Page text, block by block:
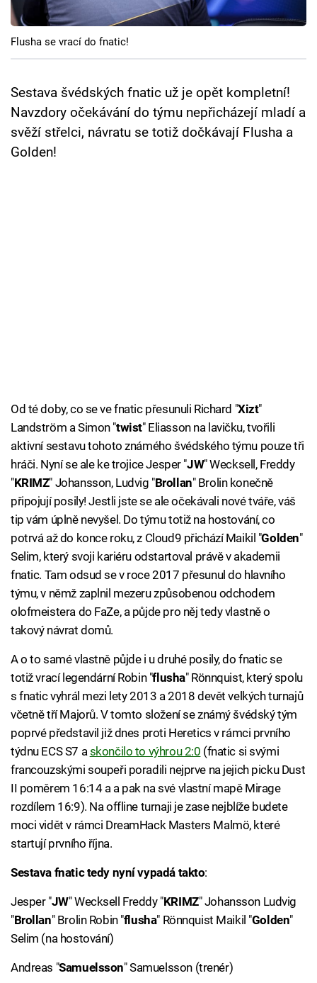
Cool Esport
Pořady
TV Program
Sledujte prima+
Flusha se vrací do fnatic!
Sestava švédských fnatic už je opět kompletní!
Navzdory očekávání do týmu nepřicházejí mladí a
svěží střelci, návratu se totiž dočkávají Flusha a
Golden!
Od té doby, co se ve fnatic přesunuli Richard "Xizt"
Landström a Simon "twist" Eliasson na lavičku, tvořili
aktivní sestavu tohoto známého švédského týmu pouze tři
hráči. Nyní se ale ke trojice Jesper "JW" Wecksell, Freddy
"KRIMZ" Johansson, Ludvig "Brollan" Brolin konečně
připojují posily! Jestli jste se ale očekávali nové tváře, váš
tip vám úplně nevyšel. Do týmu totiž na hostování, co
potrvá až do konce roku, z Cloud9 přichází Maikil "Golden"
Selim, který svoji kariéru odstartoval právě v akademii
fnatic. Tam odsud se v roce 2017 přesunul do hlavního
týmu, v němž zaplnil mezeru způsobenou odchodem
olofmeistera do FaZe, a půjde pro něj tedy vlastně o
takový návrat domů.
A o to samé vlastně půjde i u druhé posily, do fnatic se
totiž vrací legendární Robin "flusha" Rönnquist, který spolu
s fnatic vyhrál mezi lety 2013 a 2018 devět velkých turnajů
včetně tří Majorů. V tomto složení se známý švédský tým
poprvé představil již dnes proti Heretics v rámci prvního
týdnu ECS S7 askončilo to výhrou 2:0 (fnatic si svými
francouzskými soupeři poradili nejprve na jejich picku Dust
II poměrem 16:14 a a pak na své vlastní mapě Mirage
rozdílem 16:9). Na offline turnaji je zase nejblíže budete
moci vidět v rámci DreamHack Masters Malmö, které
startují prvního října.
Sestava fnatic tedy nyní vypadá takto:
Jesper "JW" Wecksell Freddy "KRIMZ" Johansson Ludvig
"Brollan" Brolin Robin "flusha" Rönnquist Maikil "Golden"
Selim (na hostování)
Andreas "Samuelsson" Samuelsson (trenér)